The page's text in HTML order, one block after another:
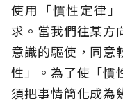
使用「慣性定律
求。當我們往某方
意識的驅使，同意
性」。為了使「慣
須把事情簡化成為